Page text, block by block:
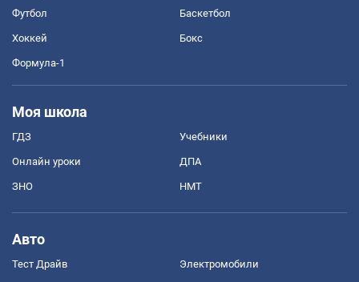
Футбол Баскетбол
Хоккей Бокс
Формула-1
Моя школа
ГДЗ Учебники
Онлайн уроки ДПА
ЗНО НМТ
Авто
Тест Драйв Электромобили